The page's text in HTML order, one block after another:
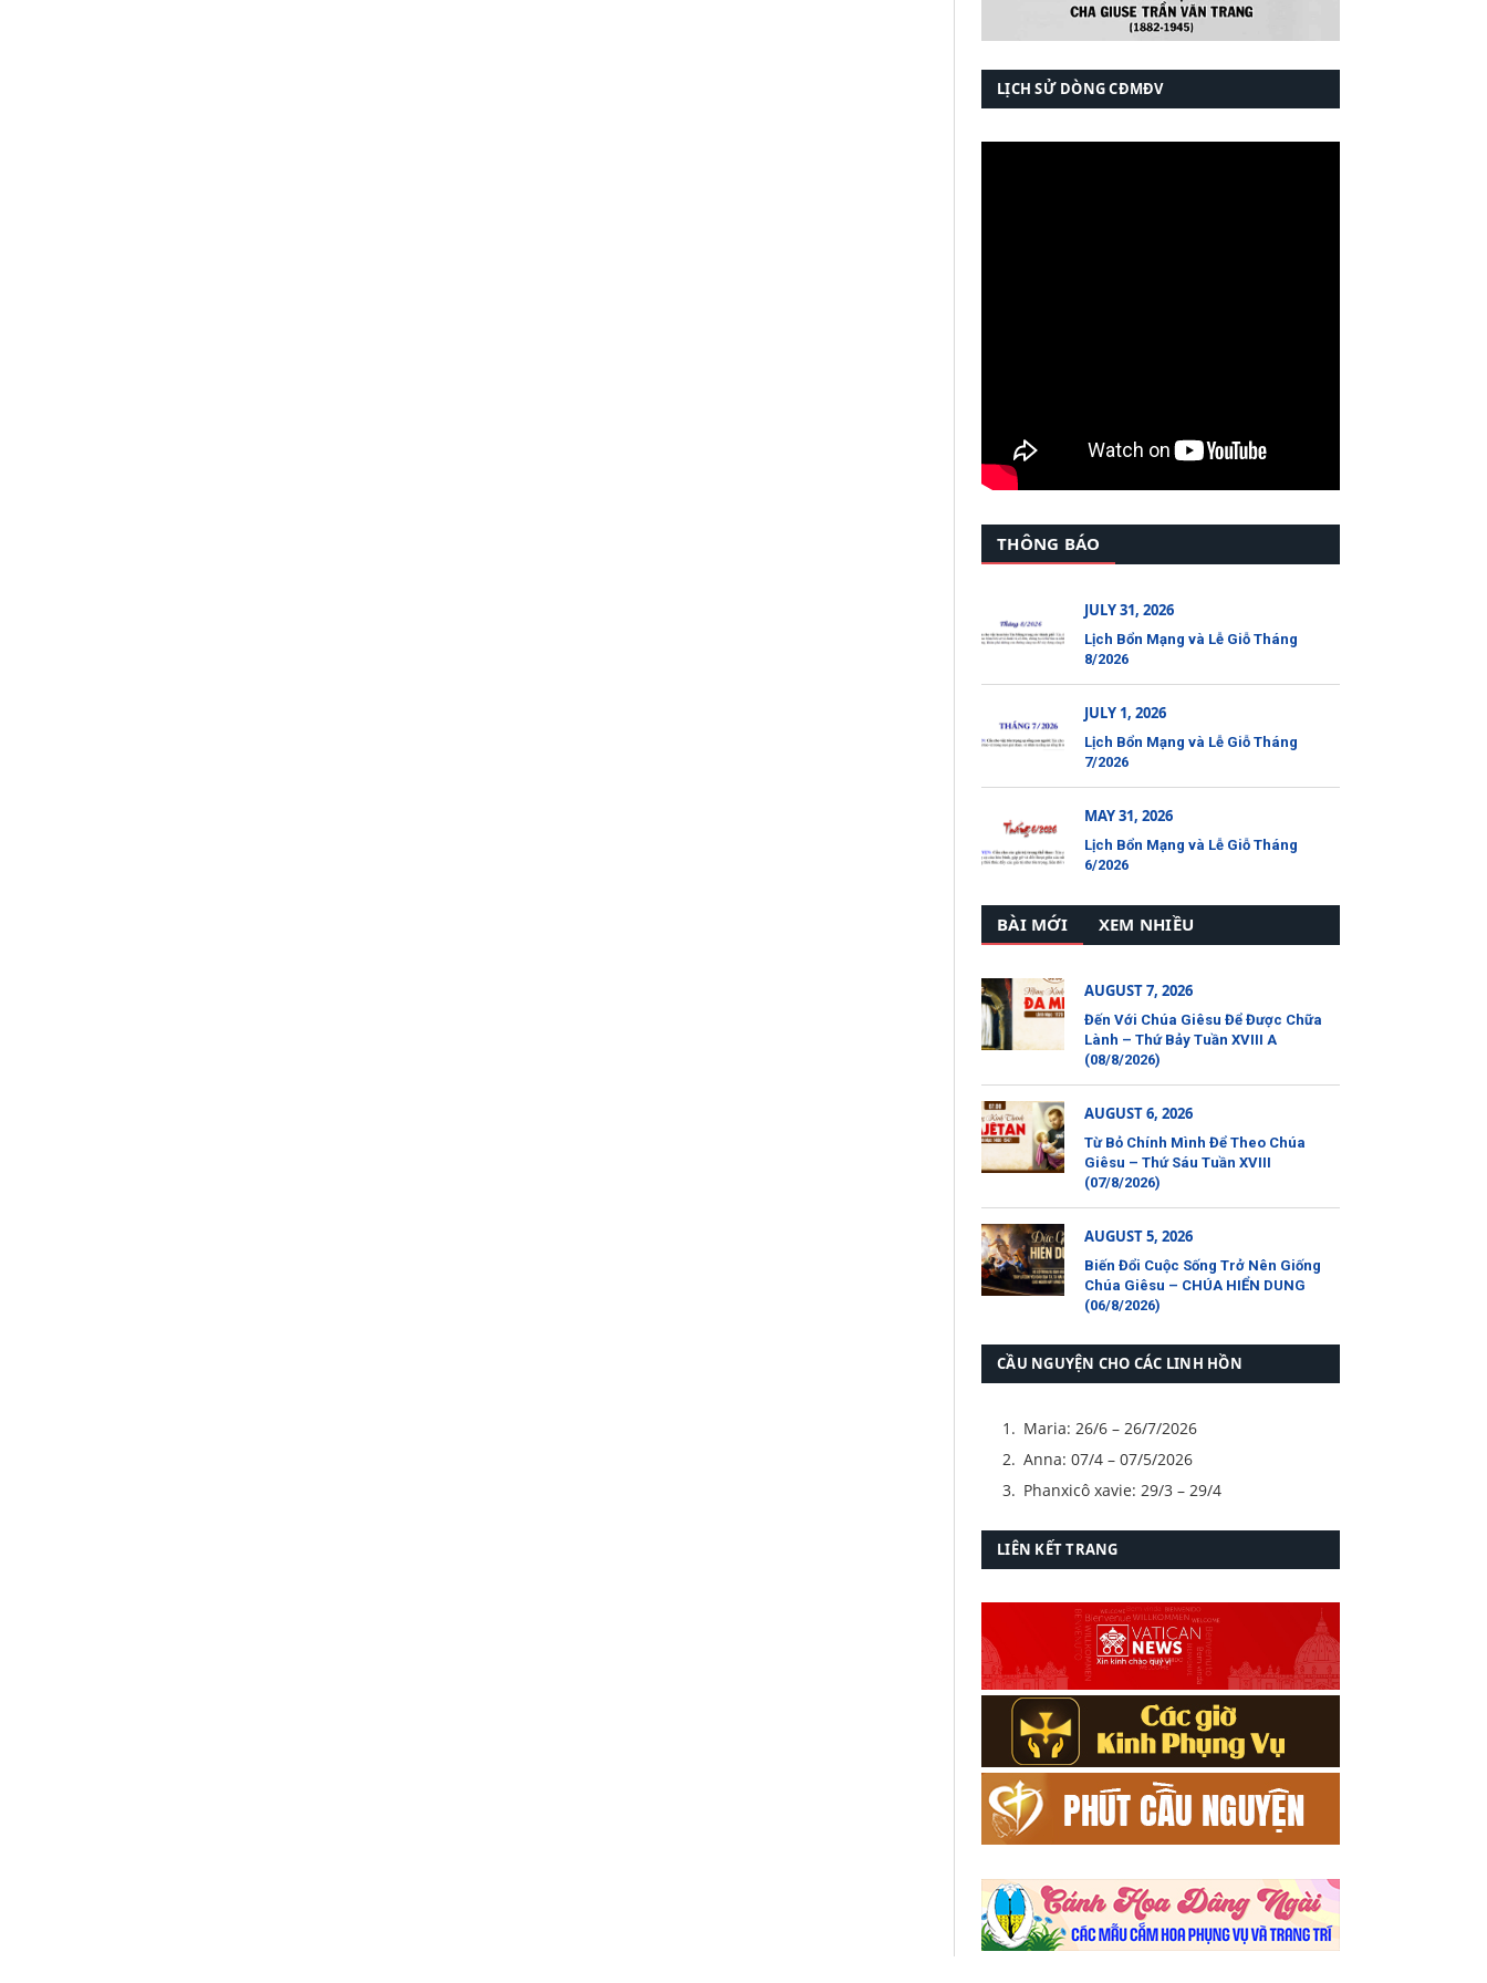
LỊCH SỬ DÒNG CĐMĐV
THÔNG BÁO
JULY 31, 2026
Lịch Bổn Mạng và Lễ Giỗ Tháng
8/2026
JULY 1, 2026
Lịch Bổn Mạng và Lễ Giỗ Tháng
7/2026
MAY 31, 2026
Lịch Bổn Mạng và Lễ Giỗ Tháng
6/2026
BÀI MỚI XEM NHIỀU
AUGUST 7, 2026
Đến Với Chúa Giêsu Để Được Chữa
Lành – Thứ Bảy Tuần XVIII A
(08/8/2026)
AUGUST 6, 2026
Từ Bỏ Chính Mình Để Theo Chúa
Giêsu – Thứ Sáu Tuần XVIII
(07/8/2026)
AUGUST 5, 2026
Biến Đổi Cuộc Sống Trở Nên Giống
Chúa Giêsu – CHÚA HIỂN DUNG
(06/8/2026)
CẦU NGUYỆN CHO CÁC LINH HỒN
Maria: 26/6 – 26/7/2026
Anna: 07/4 – 07/5/2026
Phanxicô xavie: 29/3 – 29/4
LIÊN KẾT TRANG